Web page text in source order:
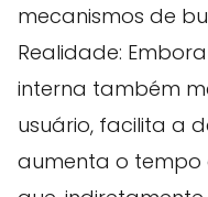
mecanismos de
Realidade:
interna também
usuário, facilita a
aumenta o tempo